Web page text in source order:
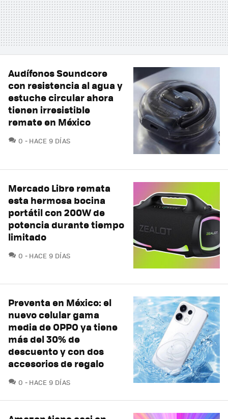
Audífonos Soundcore
con resistencia al agua y
estuche circular ahora
tienen irresistible
remate en México
0 COMENTARIOS
HACE 9 DÍAS
Mercado Libre remata
esta hermosa bocina
portátil con 200W de
potencia durante tiempo
limitado
0 COMENTARIOS
HACE 9 DÍAS
Preventa en México: el
nuevo celular gama
media de OPPO ya tiene
más del 30% de
descuento y con dos
accesorios de regalo
0 COMENTARIOS
HACE 9 DÍAS